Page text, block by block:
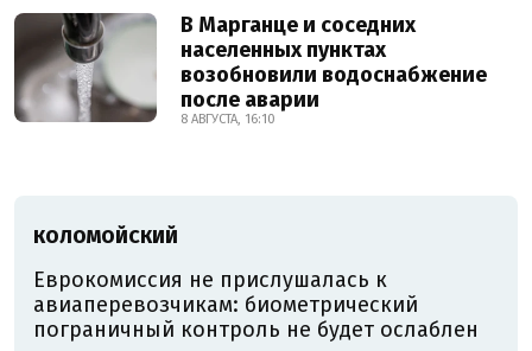
В Марганце и соседних
населенных пунктах
возобновили водоснабжение
после аварии
8 АВГУСТА, 16:10
КОЛОМОЙСКИЙ
Еврокомиссия не прислушалась к
авиаперевозчикам: биометрический
пограничный контроль не будет ослаблен